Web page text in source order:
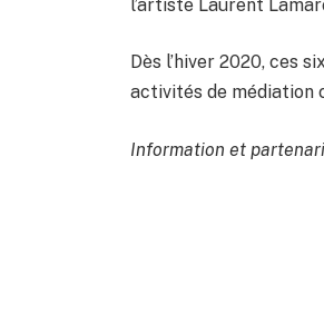
l’artiste Laurent
Dès l’hiver 2020, ces
activités de médiation
Information et